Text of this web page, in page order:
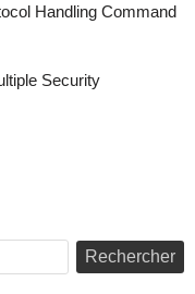
Handling Command
Security
Rechercher